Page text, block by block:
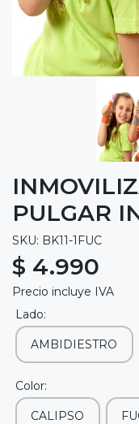
PULGAR
SKU: BK11-1FUC
$ 4.990
Precio incluye IVA
Lado:
AMBIDIESTRO
Color:
CALIPSO